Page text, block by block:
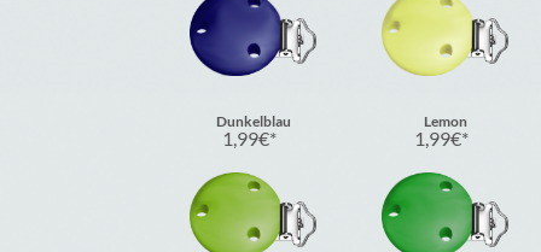
Dunkelblau
1,99€
Lemon
1,99€